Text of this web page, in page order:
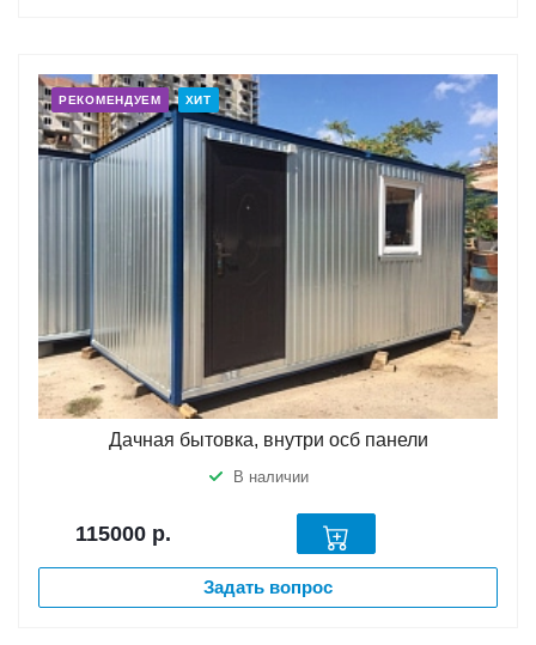
РЕКОМЕНДУЕМ ХИТ
Дачная бытовка, внутри осб панели
В наличии
115000 р.
Задать вопрос